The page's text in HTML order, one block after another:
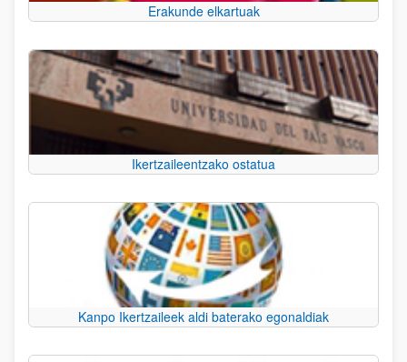
Erakunde elkartuak
Ikertzaileentzako ostatua
Kanpo Ikertzaileek aldi baterako egonaldiak